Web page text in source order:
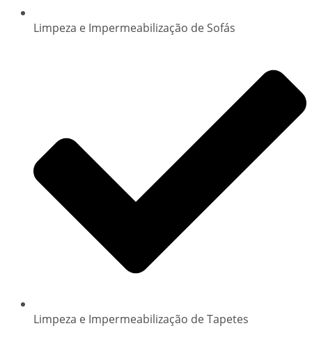
Limpeza e Impermeabilização de Sofás
Limpeza e Impermeabilização de Tapetes